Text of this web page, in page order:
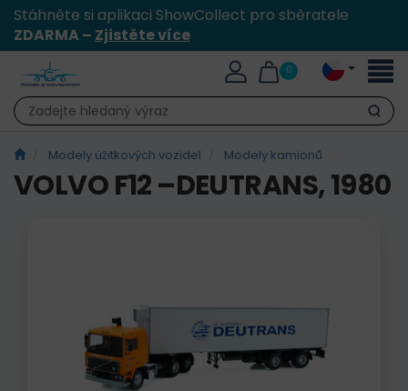
Stáhněte si aplikaci ShowCollect pro sběratele
ZDARMA – Zjistěte více
0
Hledat
Modely úžitkových vozidel Modely kamionů
VOLVO F12 –DEUTRANS, 1980